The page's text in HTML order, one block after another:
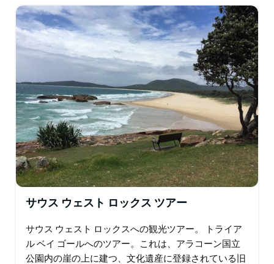
思議」として知られる…
サウス ウェスト ロックス ツアー
サウス ウェスト ロックスへの観光ツアー。 トライア
ル ベイ ゴールへのツアー。これは、アラコーン国立
公園内の崖の上に建つ、文化遺産に登録されている旧